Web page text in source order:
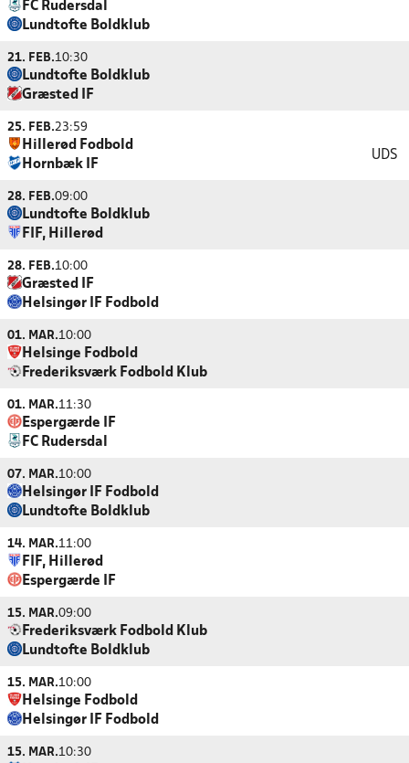
FC Rudersdal
Lundtofte Boldklub
21. FEB.10:30
Lundtofte Boldklub
Græsted IF
25. FEB.23:59
Hillerød Fodbold
Hornbæk IF
UDS
28. FEB.09:00
Lundtofte Boldklub
FIF, Hillerød
28. FEB.10:00
Græsted IF
Helsingør IF Fodbold
01. MAR.10:00
Helsinge Fodbold
Frederiksværk Fodbold Klub
01. MAR.11:30
Espergærde IF
FC Rudersdal
07. MAR.10:00
Helsingør IF Fodbold
Lundtofte Boldklub
14. MAR.11:00
FIF, Hillerød
Espergærde IF
15. MAR.09:00
Frederiksværk Fodbold Klub
Lundtofte Boldklub
15. MAR.10:00
Helsinge Fodbold
Helsingør IF Fodbold
15. MAR.10:30